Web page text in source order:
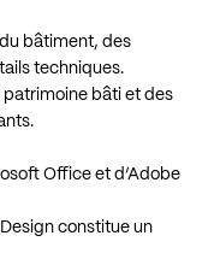
bâtiment, des
techniques.
bâti et des
Office et d’Adobe
constitue un